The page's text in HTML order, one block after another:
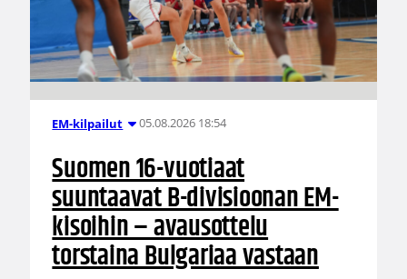
EM-kilpailut 05.08.2026 18:54
Suomen 16-vuotiaat
suuntaavat B-divisioonan EM-
kisoihin – avausottelu
torstaina Bulgariaa vastaan